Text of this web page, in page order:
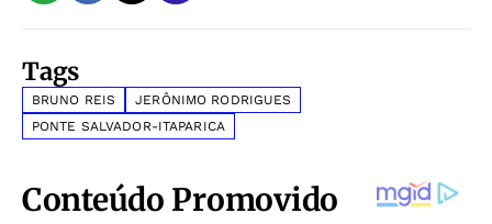
Tags
BRUNO REIS
JERÔNIMO RODRIGUES
PONTE SALVADOR-ITAPARICA